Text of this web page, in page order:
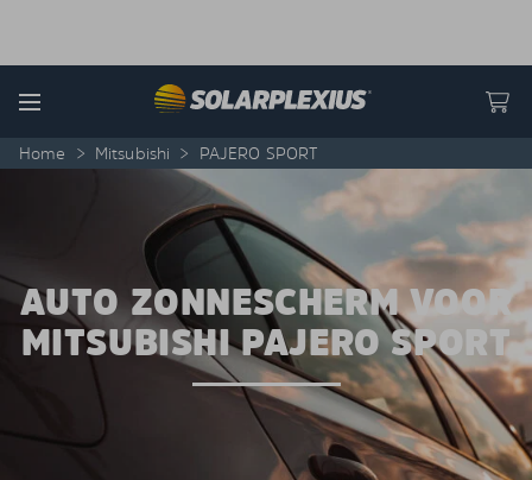
Menu
Home > Mitsubishi > PAJERO SPORT
AUTO ZONNESCHERM VOOR
MITSUBISHI PAJERO SPORT